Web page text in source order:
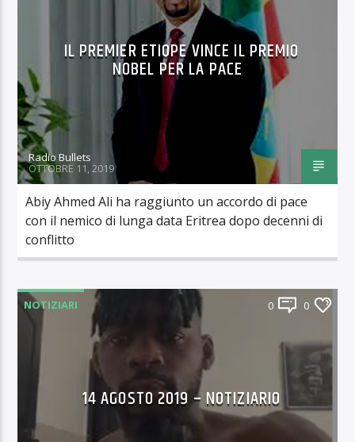
IL PREMIER ETIOPE VINCE IL PREMIO
NOBEL PER LA PACE
Radio Bullets
OTTOBRE 11, 2019
Abiy Ahmed Ali ha raggiunto un accordo di pace
con il nemico di lunga data Eritrea dopo decenni di
conflitto
NOTIZIARI 0 0
14 AGOSTO 2019 – NOTIZIARIO